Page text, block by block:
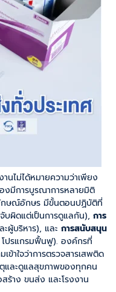
นไม่ได้หมายความว่าเพียง
งมีการบูรณาการหลายมิติ
กษณ์อักษร มีขั้นตอนปฏิบัติที่
จับผิดแต่เป็นการดูแลกัน), การ
ผู้บริหาร), และ การสนับสนุน
ปรแกรมฟื้นฟู). องค์กรที่
ข้าใจว่าการตรวจสารเสพติด
และดูแลสุขภาพของทุกคน
ร้าง ขนส่ง และโรงงาน